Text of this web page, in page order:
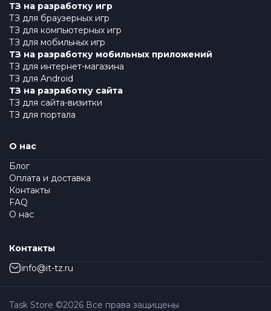
ТЗ на разработку игр
ТЗ для браузерных игр
ТЗ для компьютерных игр
ТЗ для мобильных игр
ТЗ на разработку мобильных приложений
ТЗ для интернет-магазина
ТЗ для Android
ТЗ на разработку сайта
ТЗ для сайта-визитки
ТЗ для портала
О нас
Блог
Оплата и доставка
Контакты
FAQ
О нас
Контакты
info@it-tz.ru
Task Store ©2026 Все права защищены